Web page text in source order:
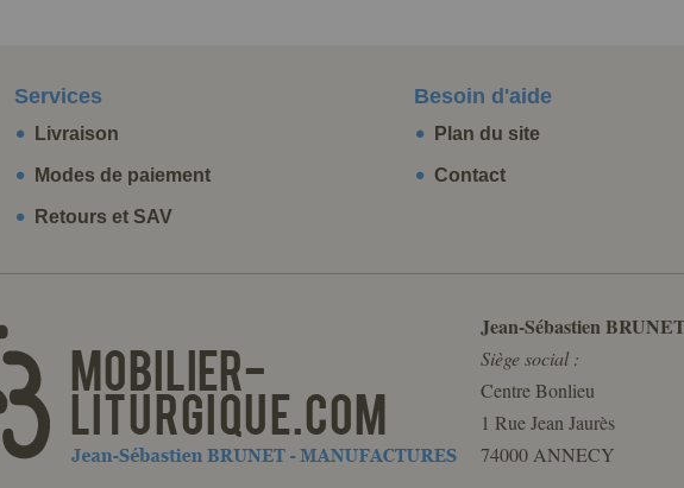
Services
Livraison
Modes de paiement
Retours et SAV
Besoin d'aide
Plan du site
Contact
Jean-Sébastien
Siège social :
Centre Bonlieu
1 Rue Jean Jaurès
74000 ANNECY